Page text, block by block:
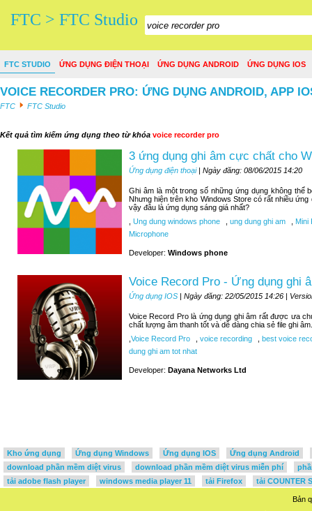
FTC > FTC Studio
FTC STUDIO ỨNG DỤNG ĐIỆN THOẠI ỨNG DỤNG ANDROID ỨNG DỤNG IOS
VOICE RECORDER PRO: ỨNG DỤNG ANDROID, APP
FTC FTC Studio
Kết quả tìm kiếm ứng dụng theo từ khóa voice recorder pro
3 ứng dụng ghi âm cực chất cho
Ứng dụng điện thoại| Ngày đăng: 08/06/2015 14:20
Ghi âm là một trong số những ứng dụng không thể
Nhưng hiện trên kho Windows Store có rất nhiều
vậy đâu là ứng dụng sáng giá nhất?
Ung dung windows phone ung dung ghi am
Mini
Microphone
Developer: Windows phone
Voice Record Pro - Ứng dụng ghi
Ứng dụng IOS | Ngày đăng: 22/05/2015 14:26 |
Voice Record Pro là ứng dụng ghi âm rất được ưa
chất lượng âm thanh tốt và dễ dàng chia sẻ file ghi âm.
Voice Record Pro voice recording
best voice
dung ghi am tot nhat
Developer: Dayana Networks Ltd
Kho ứng dụng Ứng dụng Windows Ứng dụng IOS
Ứng dụng Android
download phần mềm diệt virus
download phần mềm diệt virus miễn phí
tải adobe flash player
windows media player 11 tải Firefox tải COUNTER
Bản